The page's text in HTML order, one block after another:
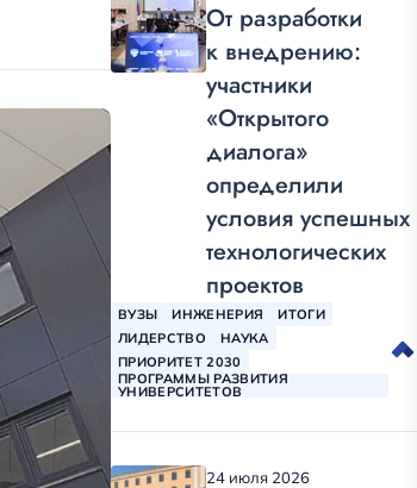
От разработки
к внедрению:
участники
«Открытого
диалога»
определили
условия успешных
технологических
проектов
ВУЗЫ ИНЖЕНЕРИЯ
ИТОГИ
ЛИДЕРСТВО
НАУКА
ПРИОРИТЕТ 2030
ПРОГРАММЫ РАЗВИТИЯ
УНИВЕРСИТЕТОВ
24 июля 2026